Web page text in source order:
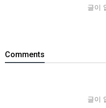
글이
Comments
글이